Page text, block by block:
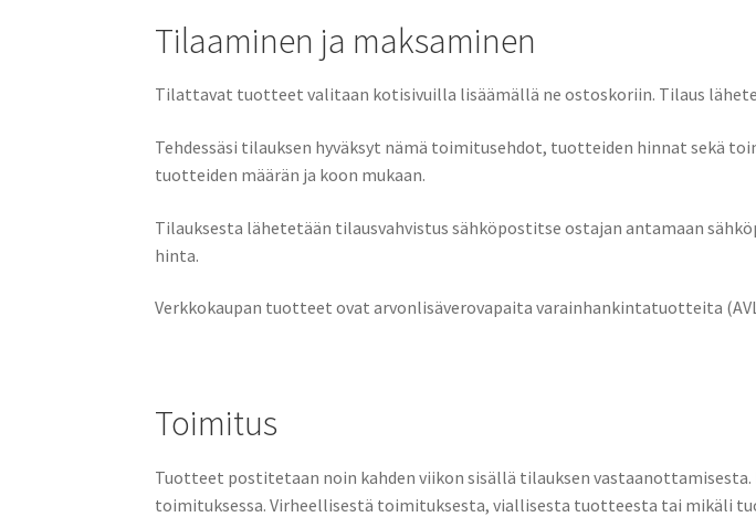
Tilaaminen ja maksaminen
Tilattavat tuotteet valitaan kotisivuilla lisäämällä ne ostoskoriin. Tilaus
Tehdessäsi tilauksen hyväksyt nämä toimitusehdot, tuotteiden hinnat sekä
tuotteiden määrän ja koon mukaan.
Tilauksesta lähetetään tilausvahvistus sähköpostitse ostajan antamaan
hinta.
Verkkokaupan tuotteet ovat arvonlisäverovapaita varainhankintatuotteita
Toimitus
Tuotteet postitetaan noin kahden viikon sisällä tilauksen
toimituksessa. Virheellisestä toimituksesta, viallisesta tuotteesta tai mikäli